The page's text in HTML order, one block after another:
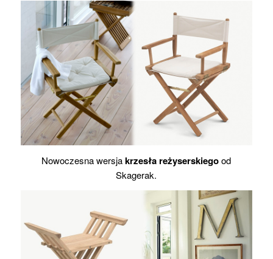
Nowoczesna wersjakrzesła reżyserskiegood
Skagerak.